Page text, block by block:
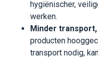
hygiënischer,
werken.
Minder
producten
transport nodig,